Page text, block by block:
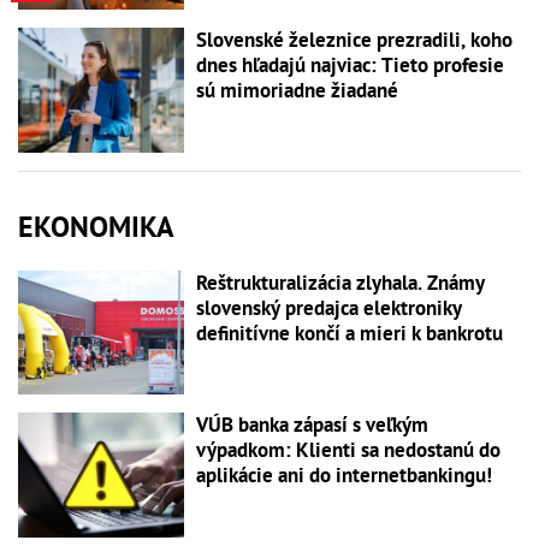
Slovenské železnice prezradili, koho
dnes hľadajú najviac: Tieto profesie
sú mimoriadne žiadané
EKONOMIKA
Reštrukturalizácia zlyhala. Známy
slovenský predajca elektroniky
definitívne končí a mieri k bankrotu
VÚB banka zápasí s veľkým
výpadkom: Klienti sa nedostanú do
aplikácie ani do internetbankingu!